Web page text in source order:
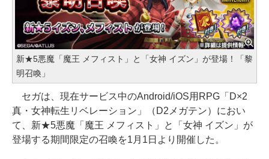
新★5悪魔「魔王 メフィスト」と「女神 イズン」が登場！「黎
明召喚」
セガは、現在サービス中のAndroid/iOS用RPG「D×2
真・女神転生リベレーション」（D2メガテン）におい
て、新★5悪魔「魔王 メフィスト」と「女神 イズン」が
登場する期間限定の召喚を1月1日より開催した。